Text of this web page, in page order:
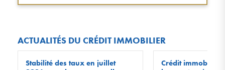
ACTUALITÉS DU CRÉDIT IMMOBILIER
Stabilité des taux en juillet
Crédit immobilier